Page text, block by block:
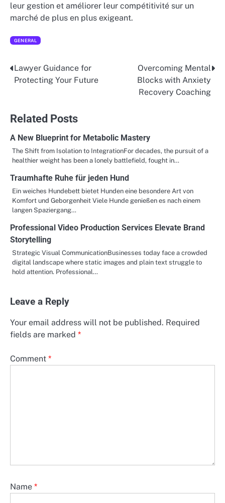
leur gestion et améliorer leur compétitivité sur un
marché de plus en plus exigeant.
GENERAL
Post
navigation
Lawyer Guidance for
Protecting Your Future
Overcoming Mental
Blocks with Anxiety
Recovery Coaching
Related Posts
A New Blueprint for Metabolic Mastery
The Shift from Isolation to IntegrationFor decades, the pursuit of a
healthier weight has been a lonely battlefield, fought in…
Traumhafte Ruhe für jeden Hund
Ein weiches Hundebett bietet Hunden eine besondere Art von
Komfort und Geborgenheit Viele Hunde genießen es nach einem
langen Spaziergang…
Professional Video Production Services Elevate Brand
Storytelling
Strategic Visual CommunicationBusinesses today face a crowded
digital landscape where static images and plain text struggle to
hold attention. Professional…
Leave a Reply
Your email address will not be published. Required
fields are marked *
Comment *
Name *